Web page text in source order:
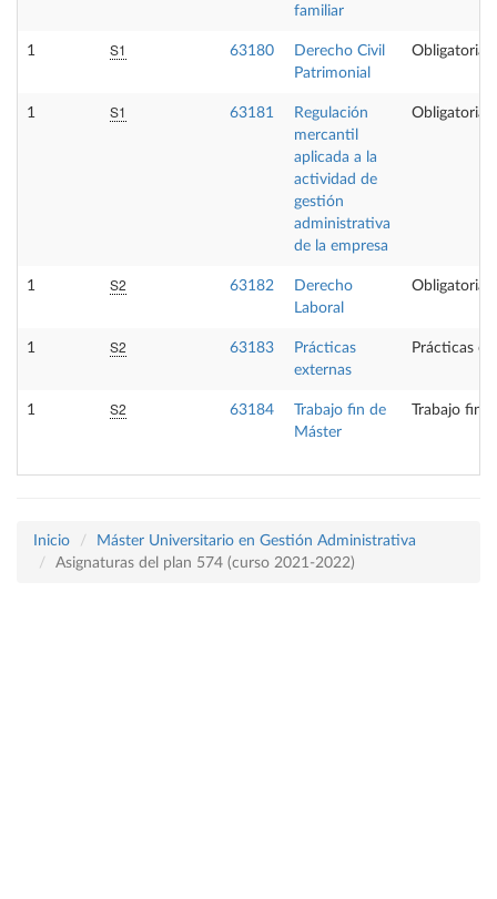
familiar
1 S1 63180
Derecho Civil
Patrimonial
Obligatoria
1 S1 63181
Regulación
mercantil
aplicada a la
actividad de
gestión
administrativa
de la empresa
Obligatoria
1 S2 63182
Derecho
Laboral
Obligatoria
1 S2 63183
Prácticas
externas
Prácticas
1 S2 63184
Trabajo fin de
Máster
Trabajo fin
Inicio
Máster Universitario en Gestión Administrativa
Asignaturas del plan 574 (curso 2021-2022)